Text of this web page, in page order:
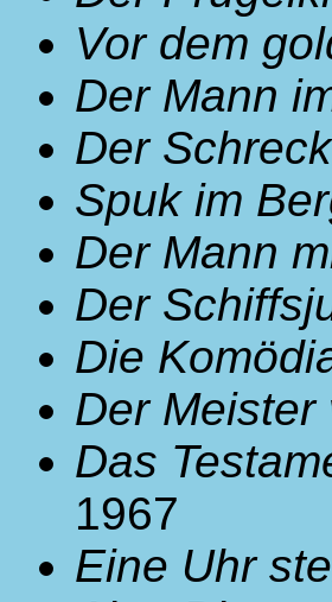
Vor dem
Der Mann
Der
Spuk im
Der Mann
Der
Die
Der Meister
Das
1967
Eine Uhr